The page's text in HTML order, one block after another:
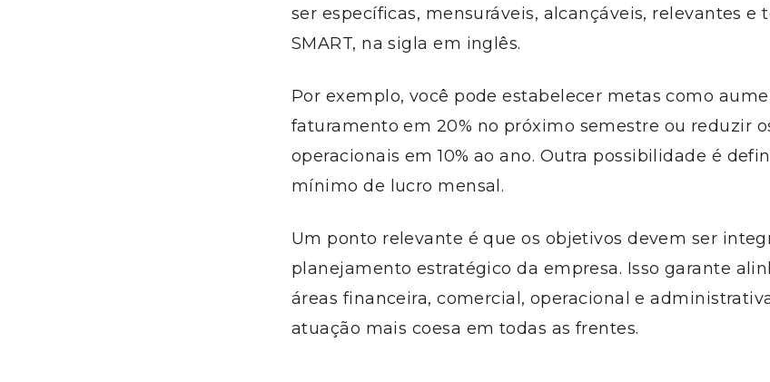
ser específicas, mensuráveis, alcançáveis, relevantes e
SMART, na sigla em inglês.
Por exemplo, você pode estabelecer metas como
faturamento em 20% no próximo semestre ou reduzir
operacionais em 10% ao ano. Outra possibilidade é
mínimo de lucro mensal.
Um ponto relevante é que os objetivos devem ser
planejamento estratégico da empresa. Isso garante
áreas financeira, comercial, operacional e
atuação mais coesa em todas as frentes.